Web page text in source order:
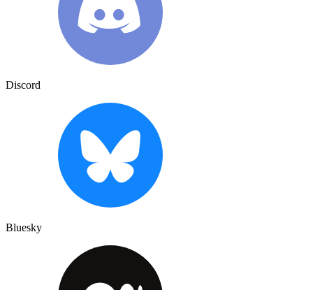
Discord
Bluesky